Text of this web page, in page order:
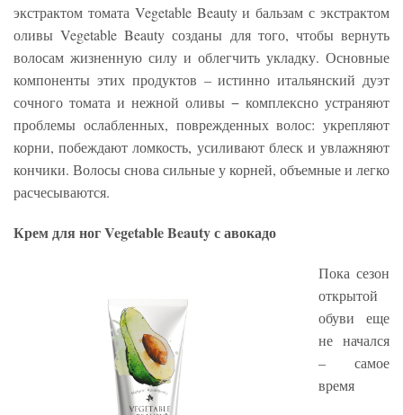
экстрактом томата Vegetable Beauty и бальзам с экстрактом
оливы Vegetable Beauty созданы для того, чтобы вернуть
волосам жизненную силу и облегчить укладку. Основные
компоненты этих продуктов – истинно итальянский дуэт
сочного томата и нежной оливы − комплексно устраняют
проблемы ослабленных, поврежденных волос: укрепляют
корни, побеждают ломкость, усиливают блеск и увлажняют
кончики. Волосы снова сильные у корней, объемные и легко
расчесываются.
Крем для ног Vegetable Beauty с авокадо
Пока сезон
открытой
обуви еще
не начался
– самое
время